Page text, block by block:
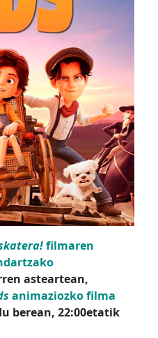
filmaren
asteartean,
animaziozko filma
berean, 22:00etatik